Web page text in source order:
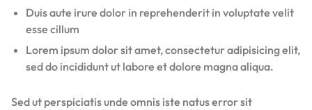
Duis aute irure dolor in reprehenderit in voluptate velit
esse cillum
Lorem ipsum dolor sit amet, consectetur adipisicing elit,
sed do incididunt ut labore et dolore magna aliqua.
Sed ut perspiciatis unde omnis iste natus error sit